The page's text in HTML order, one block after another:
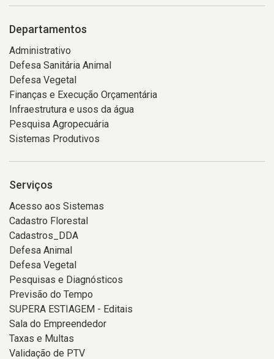
Departamentos
Administrativo
Defesa Sanitária Animal
Defesa Vegetal
Finanças e Execução Orçamentária
Infraestrutura e usos da água
Pesquisa Agropecuária
Sistemas Produtivos
Serviços
Acesso aos Sistemas
Cadastro Florestal
Cadastros_DDA
Defesa Animal
Defesa Vegetal
Pesquisas e Diagnósticos
Previsão do Tempo
SUPERA ESTIAGEM - Editais
Sala do Empreendedor
Taxas e Multas
Validação de PTV